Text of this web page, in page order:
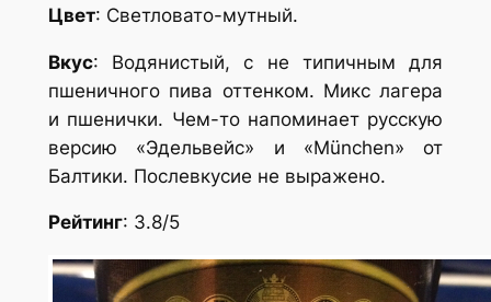
Цвет: Светловато-мутный.
Вкус: Водянистый, с не типичным для
пшеничного пива оттенком. Микс лагера
и пшенички. Чем-то напоминает русскую
версию «Эдельвейс» и «München» от
Балтики. Послевкусие не выражено.
Рейтинг: 3.8/5